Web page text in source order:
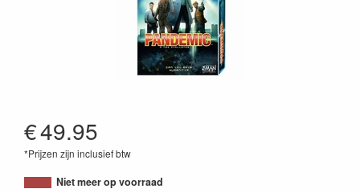
€49.95
*Prijzen zijn inclusief btw
681706911045
Niet meer op voorraad